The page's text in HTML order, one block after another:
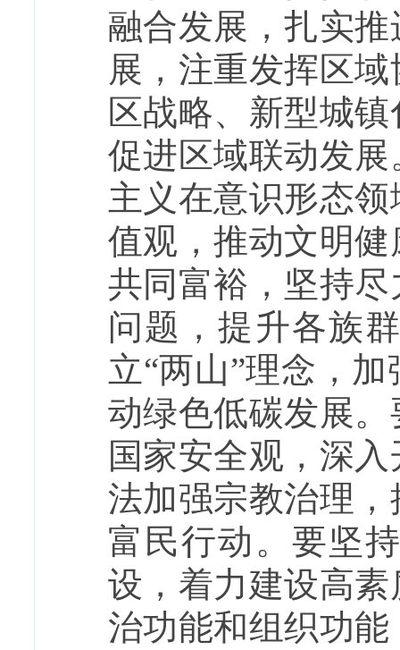
融合发展，扎实
展，注重发挥区
区战略、新型城
促进区域联动发
主义在意识形态
值观，推动文明
共同富裕，坚持
问题，提升各族
立“两山”理念，
动绿色低碳发展
国家安全观，深
法加强宗教治理
富民行动。要坚
设，着力建设高
治功能和组织功